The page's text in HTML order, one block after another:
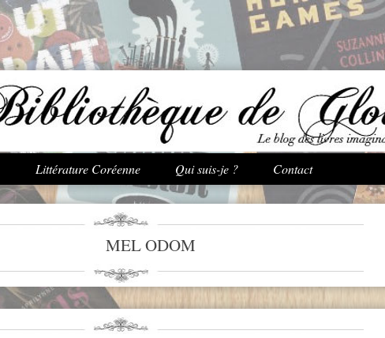
Aller au contenu principal
Littérature Coréenne Qui suis-je ? Contact
MEL ODOM